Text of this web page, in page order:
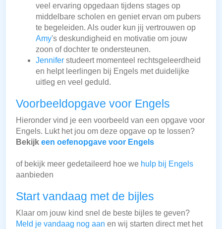
veel ervaring opgedaan tijdens stages op
middelbare scholen en geniet ervan om pubers
te begeleiden. Als ouder kun jij vertrouwen op
Amy's deskundigheid en motivatie om jouw
zoon of dochter te ondersteunen.
Jennifer studeert momenteel rechtsgeleerdheid
en helpt leerlingen bij Engels met duidelijke
uitleg en veel geduld.
Voorbeeldopgave voor Engels
Hieronder vind je een voorbeeld van een opgave voor
Engels. Lukt het jou om deze opgave op te lossen?
Bekijk een oefenopgave voor Engels
of bekijk meer gedetaileerd hoe we hulp bij Engels
aanbieden
Start vandaag met de bijles
Klaar om jouw kind snel de beste bijles te geven?
Meld je vandaag nog aan en wij starten direct met het